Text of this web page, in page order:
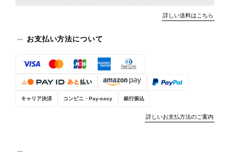
詳しい送料はこちら
お支払い方法について
キャリア決済 コンビニ・Pay-easy 銀行振込
詳しいお支払方法のご案内